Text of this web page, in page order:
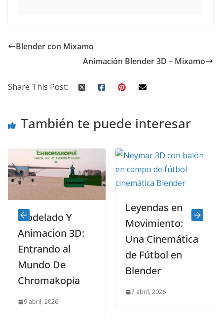
Blender con Mixamo
Animación Blender 3D – Mixamo
Share This Post:
También te puede interesar
Modelado Y
Animacion 3D:
Entrando al
Mundo De
Chromakopia
9 abril, 2026
Leyendas en
Movimiento:
Una Cinemática
de Fútbol en
Blender
7 abril, 2026